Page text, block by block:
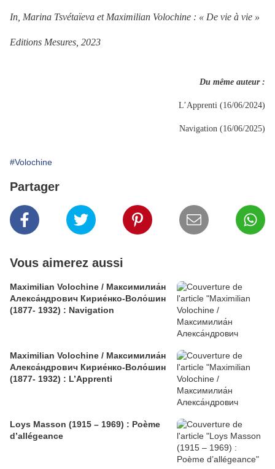
In, Marina Tsvétaïeva et Maximilian Volochine : « De vie à vie »
Editions Mesures, 2023
Du même auteur :
L’Apprenti (16/06/2024)
Navigation (16/06/2025)
#Volochine
Partager
Vous aimerez aussi
Maximilian Volochine / Максимилиа́н
Алекса́ндрович Кирие́нко-Воло́шин
(1877- 1932) : Navigation
Maximilian Volochine / Максимилиа́н
Алекса́ндрович Кирие́нко-Воло́шин
(1877- 1932) : L’Apprenti
Loys Masson (1915 – 1969) : Poème
d’allégeance